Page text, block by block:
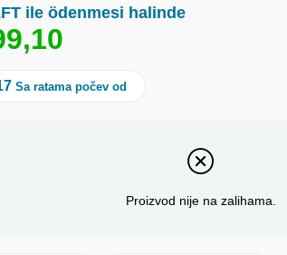
ile ödenmesi halinde
9,10
Sa ratama počev od
Proizvod nije na zalihama.